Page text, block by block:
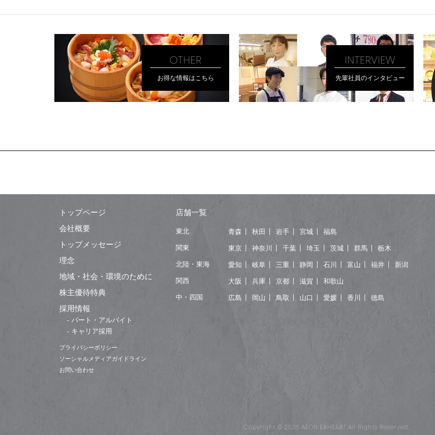
OTHER
お得な情報はこちら
INTERVIEW
先輩社員のインタビュー
トップページ
会社概要
トップメッセージ
理念
地域・社会・環境のために
株主優待特典
採用情報
- パート・アルバイト
- キャリア採用
プライバシーポリシー
ソーシャルメディアガイドライン
お問い合わせ
店舗一覧
東北 青森 秋田 岩手 宮城 福島
関東 東京 神奈川 千葉 埼玉 茨城 群馬 栃木
北陸・東海 愛知 岐阜 三重 静岡 石川 富山 福井 新潟
関西 大阪 兵庫 京都 滋賀 和歌山
中・四国 広島 岡山 鳥取 山口 愛媛 香川 徳島
Copyright © 2026 AEON EAHEART All Rights Reserved.